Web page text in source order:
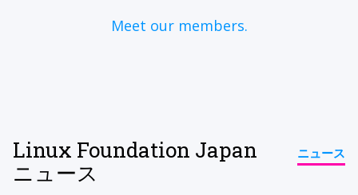
Meet our members.
Linux Foundation Japan
ニュース
ニュース